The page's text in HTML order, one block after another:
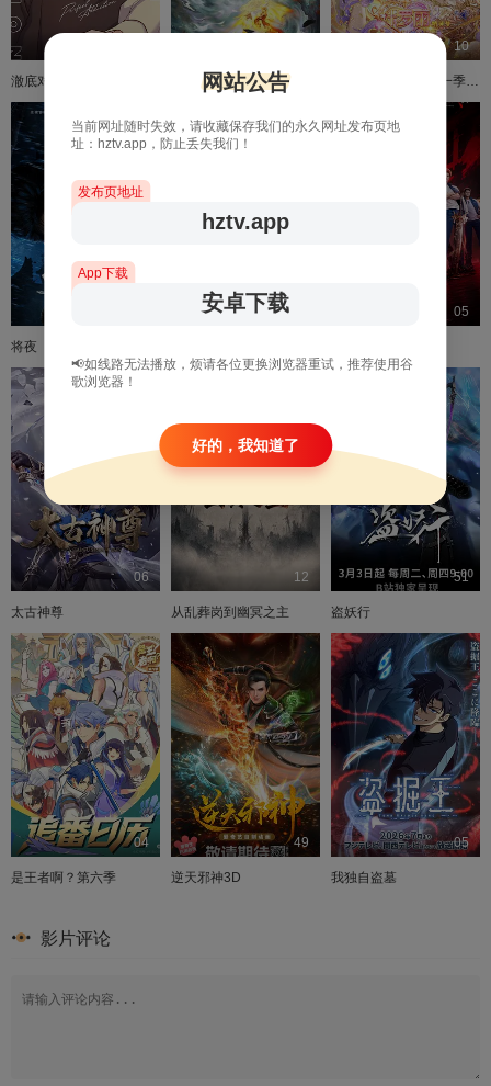
澈底对你成瘾 完美世界动画版
10
精灵梦叶罗丽 第十一季（下）
将夜
05
06
太古神尊
12
从乱葬岗到幽冥之主
51
盗妖行
04
是王者啊？第六季
49
逆天邪神3D
05
我独自盗墓
影片评论
网站公告
当前网址随时失效，请收藏保存我们的永久网址发布页地
址：hztv.app，防止丢失我们！
发布页地址
hztv.app
App下载
安卓下载
📢如线路无法播放，烦请各位更换浏览器重试，推荐使用谷
歌浏览器！
好的，我知道了